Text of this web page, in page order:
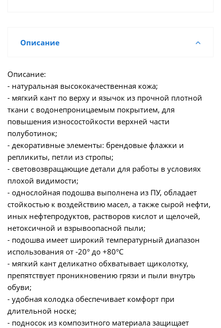
Описание
Описание:
- натуральная высококачественная кожа;
- мягкий кант по верху и язычок из прочной плотной
ткани с водонепроницаемым покрытием, для
повышения износостойкости верхней части
полуботинок;
- декоративные элементы: брендовые флажки и
репликиты, петли из стропы;
- световозвращающие детали для работы в условиях
плохой видимости;
- однослойная подошва выполнена из ПУ, обладает
стойкостью к воздействию масел, а также сырой нефти,
иных нефтепродуктов, растворов кислот и щелочей,
нетоксичной и взрывоопасной пыли;
- подошва имеет широкий температурный диапазон
использования от -20° до +80°С
- мягкий кант деликатно обхватывает щиколотку,
препятствует проникновению грязи и пыли внутрь
обуви;
- удобная колодка обеспечивает комфорт при
длительной носке;
- подносок из композитного материала защищает